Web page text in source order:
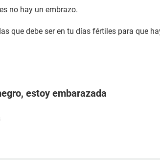
no hay un embrazo.
que debe ser en tu días fértiles para que
estoy embarazada